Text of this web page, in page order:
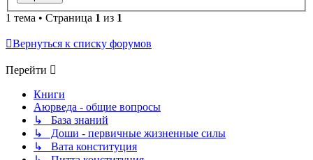
1 тема • Страница 1 из 1
Вернуться к списку форумов
Перейти
Книги
Аюрведа - общие вопросы
↳ База знаний
↳ Доши - первичные жизненные силы
↳ Вата конституция